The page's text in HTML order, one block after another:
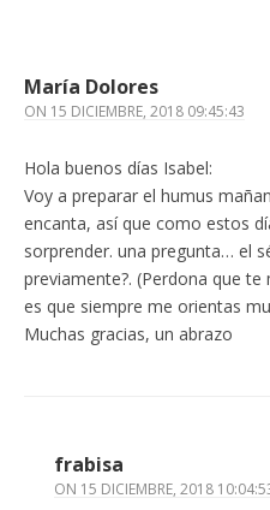
María Dolores
ON 15 DICIEMBRE, 2018 09:45:43
Hola buenos días Isabel:
Voy a preparar el humus
encanta, así que como estos
sorprender. una pregunta… el
previamente?. (Perdona que
es que siempre me orientas
Muchas gracias, un abrazo
frabisa
ON 15 DICIEMBRE, 2018